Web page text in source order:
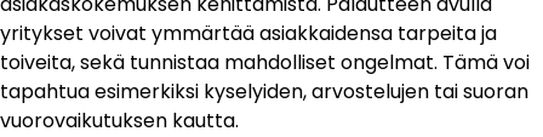
yritykset voivat ymmärtää asiakkaidensa tarpeita ja
toiveita, sekä tunnistaa mahdolliset ongelmat. Tämä voi
tapahtua esimerkiksi kyselyiden, arvostelujen tai suoran
vuorovaikutuksen kautta.